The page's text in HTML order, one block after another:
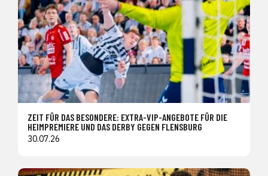
ZEIT FÜR DAS BESONDERE: EXTRA-VIP-ANGEBOTE FÜR DIE
HEIMPREMIERE UND DAS DERBY GEGEN FLENSBURG
30.07.26